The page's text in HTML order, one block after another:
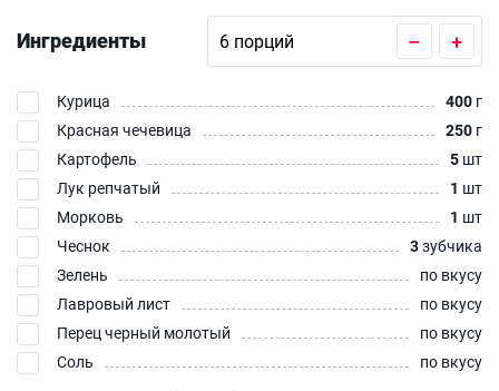
Ингредиенты – +
Курица 400 г
Красная чечевица
250 г
Картофель
5 шт
Лук репчатый
1 шт
Морковь
1 шт
Чеснок
3зубчика
Зелень
по вкусу
Лавровый лист
по вкусу
Перец черный молотый
по вкусу
Соль
по вкусу